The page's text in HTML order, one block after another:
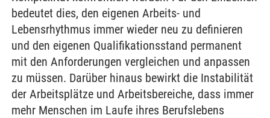
bedeutet dies, den eigenen Arbeits- und
Lebensrhythmus immer wieder neu zu definieren
und den eigenen Qualifikationsstand permanent
mit den Anforderungen vergleichen und anpassen
zu müssen. Darüber hinaus bewirkt die Instabilität
der Arbeitsplätze und Arbeitsbereiche, dass immer
mehr Menschen im Laufe ihres Berufslebens